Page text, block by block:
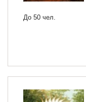
До 50 чел.